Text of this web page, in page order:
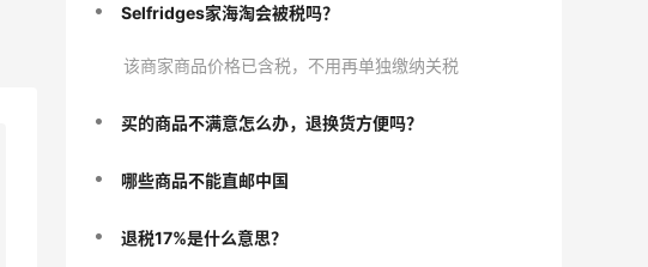
Selfridges家海淘会被税吗？
该商家商品价格已含税，不用再单独缴纳关税
买的商品不满意怎么办，退换货方便吗？
哪些商品不能直邮中国
退税17%是什么意思？